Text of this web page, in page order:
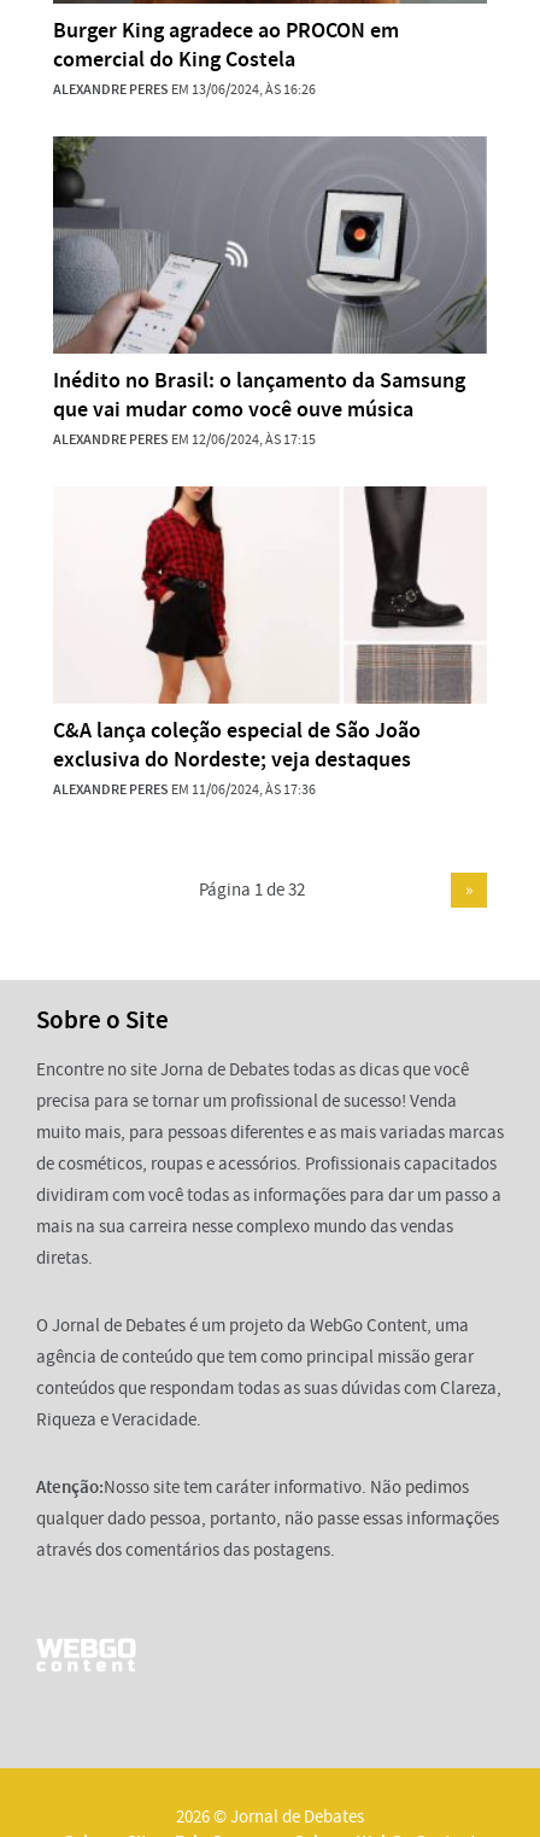
Burger King agradece ao PROCON em
comercial do King Costela
ALEXANDRE PERES EM 13/06/2024, ÀS 16:26
Inédito no Brasil: o lançamento da Samsung
que vai mudar como você ouve música
ALEXANDRE PERES EM 12/06/2024, ÀS 17:15
C&A lança coleção especial de São João
exclusiva do Nordeste; veja destaques
ALEXANDRE PERES EM 11/06/2024, ÀS 17:36
Página 1 de 32 »
Sobre o Site
Encontre no site Jorna de Debates todas as dicas que você
precisa para se tornar um profissional de sucesso! Venda
muito mais, para pessoas diferentes e as mais variadas marcas
de cosméticos, roupas e acessórios. Profissionais capacitados
dividiram com você todas as informações para dar um passo a
mais na sua carreira nesse complexo mundo das vendas
diretas.
O Jornal de Debates é um projeto da WebGo Content, uma
agência de conteúdo que tem como principal missão gerar
conteúdos que respondam todas as suas dúvidas com Clareza,
Riqueza e Veracidade.
Atenção:Nosso site tem caráter informativo. Não pedimos
qualquer dado pessoa, portanto, não passe essas informações
através dos comentários das postagens.
2026 © Jornal de Debates